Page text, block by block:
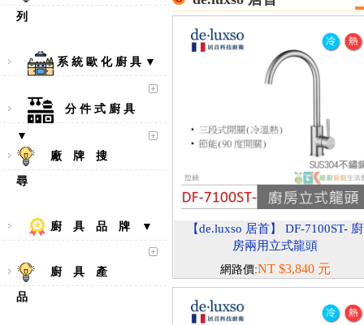
列
系 統 歐 化 廚 具 ▼
分 件 式 廚 具
▼
廠 牌 搜
尋
廚 具 品 牌 ▼
廚 具 產
品
【de.luxso 居首】 DF-7100ST- 廚
房兩用立式龍頭
網路價:NT $3,840 元